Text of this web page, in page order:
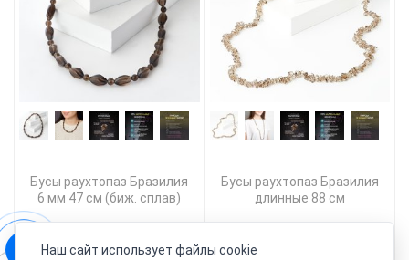
Бусы раухтопаз Бразилия
6 мм 47 см (биж. сплав)
Бусы раухтопаз Бразилия
длинные 88 см
Наш сайт использует файлы cookie